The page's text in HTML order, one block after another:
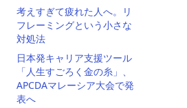
考えすぎて疲れた人へ。リ
フレーミングという小さな
対処法
日本発キャリア支援ツール
「人生すごろく金の糸」、
APCDAマレーシア大会で発
表へ